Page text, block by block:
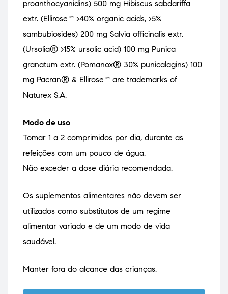
proanthocyanidins) 500 mg Hibiscus sabdariffa
extr. (Ellirose™ >40% organic acids, >5%
sambubiosides) 200 mg Salvia officinalis extr.
(Ursolia® >15% ursolic acid) 100 mg Punica
granatum extr. (Pomanox® 30% punicalagins) 100
mg Pacran® & Ellirose™ are trademarks of
Naturex S.A.
Modo de uso
Tomar 1 a 2 comprimidos por dia, durante as
refeições com um pouco de água.
Não exceder a dose diária recomendada.
Os suplementos alimentares não devem ser
utilizados como substitutos de um regime
alimentar variado e de um modo de vida
saudável.
Manter fora do alcance das crianças.